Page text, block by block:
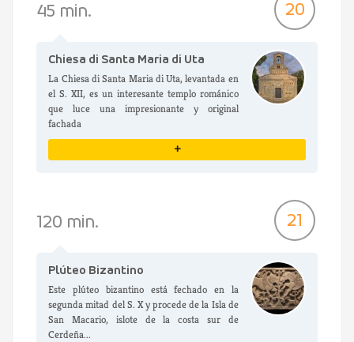
45 min. 20
Chiesa di Santa Maria di Uta
La Chiesa di Santa Maria di Uta, levantada en
el S. XII, es un interesante templo románico
que luce una impresionante y original
fachada
+
120 min. 21
Plúteo Bizantino
Este plúteo bizantino está fechado en la
segunda mitad del S. X y procede de la Isla de
San Macario, islote de la costa sur de
Cerdeña...